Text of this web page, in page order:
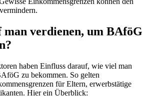
verdienen, um BAföG
haben Einfluss darauf, wie viel man
zu bekommen. So gelten
für Eltern, erwerbstätige
Hier ein Überblick: